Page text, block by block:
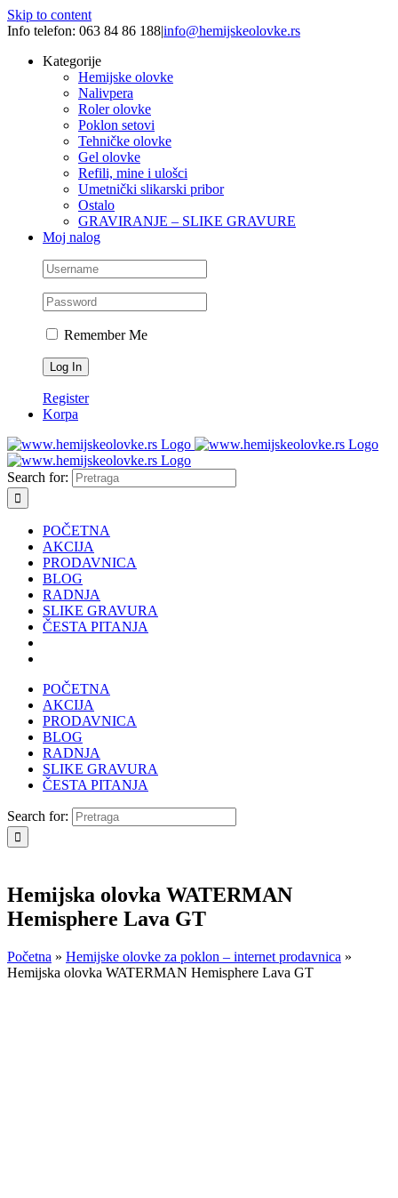
Skip to content
Info telefon: 063 84 86 188|info@hemijskeolovke.rs
Kategorije
Hemijske olovke
Nalivpera
Roler olovke
Poklon setovi
Tehničke olovke
Gel olovke
Refili, mine i ulošci
Umetnički slikarski pribor
Ostalo
GRAVIRANJE – SLIKE GRAVURE
Moj nalog
Remember Me
Register
Korpa
Search for:
POČETNA
AKCIJA
PRODAVNICA
BLOG
RADNJA
SLIKE GRAVURA
ČESTA PITANJA
POČETNA
AKCIJA
PRODAVNICA
BLOG
RADNJA
SLIKE GRAVURA
ČESTA PITANJA
Search for:
Hemijska olovka WATERMAN
Hemisphere Lava GT
Početna » Hemijske olovke za poklon – internet prodavnica »
Hemijska olovka WATERMAN Hemisphere Lava GT